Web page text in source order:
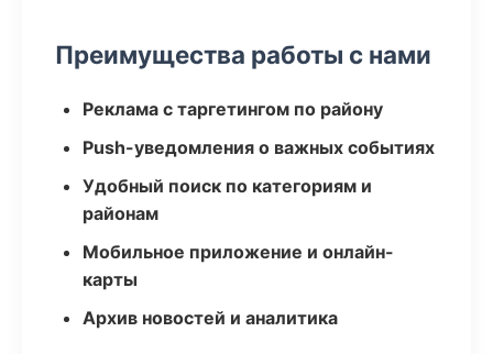
Преимущества работы с нами
Реклама с таргетингом по району
Push-уведомления о важных событиях
Удобный поиск по категориям и
районам
Мобильное приложение и онлайн-
карты
Архив новостей и аналитика